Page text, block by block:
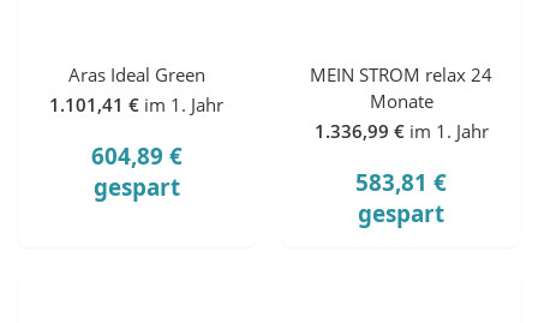
Aras Ideal Green
1.101,41 € im 1. Jahr
604,89 €
gespart
MEIN STROM relax 24
Monate
1.336,99 € im 1. Jahr
583,81 €
gespart